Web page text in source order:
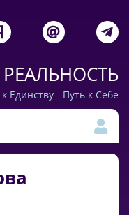
Единству - Путь к Себе